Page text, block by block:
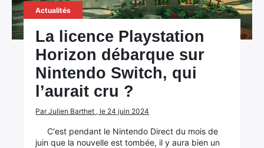
Actualités
La licence Playstation
Horizon débarque sur
Nintendo Switch, qui
l’aurait cru ?
Par Julien Barthet , le 24 juin 2024
C'est pendant le Nintendo Direct du mois de
juin que la nouvelle est tombée, il y aura bien un